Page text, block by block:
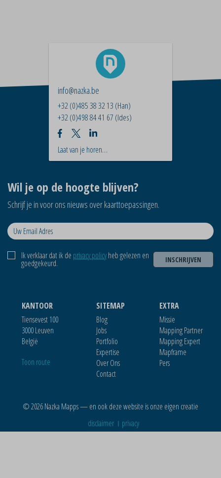
info@nazka.be
+32 (0)485 38 32 13 (Han)
+32 (0)498 84 41 67 (Ides)
Laat van je horen…
Wil je op de hoogte blijven?
Schrijf je in voor ons nieuws over kaarttoepassingen.
Ik verklaar dat ik de privacy policyheb gelezen en
goedgekeurd. INSCHRIJVEN
KANTOOR
Tiensevest 100
3000 Leuven
België
Toon route
SITEMAP
Blog
Jobs
Portfolio
Expertise
Over Ons
Contact
EXTRA
Missie
Mapping Partner
Mapping Expert
Mapframe
Pers
© 2026 Nazka Mapps — en ook deze website is onze eigen creatie
disclaimer
privacy